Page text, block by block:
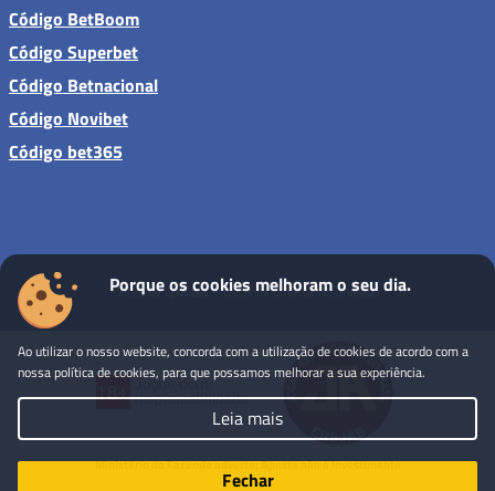
Código BetBoom
Código Superbet
Código Betnacional
Código Novibet
Código bet365
Sites de apostas - Todos os direitos reservados
Porque os cookies melhoram o seu dia.
Ao utilizar o nosso website, concorda com a utilização de cookies de acordo com a
nossa política de cookies, para que possamos melhorar a sua experiência.
Leia mais
Fechar
Ministério da Fazenda adverte: Aposta não é investimento